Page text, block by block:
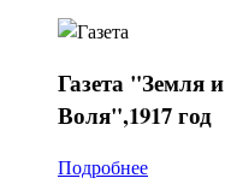
Газета "Земля и
Воля",1917 год
Подробнее